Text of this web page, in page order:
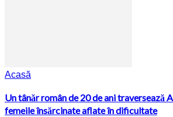
Acasă
Un tânăr român de 20 de ani traversează
femeile însărcinate aflate în dificultate